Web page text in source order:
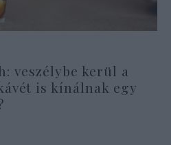
veszélybe kerül a
is kínálnak egy